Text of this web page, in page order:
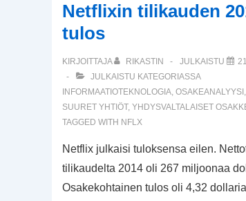
Netflixin tilikauden
tulos
KIRJOITTAJA RIKASTIN JULKAISTU
JULKAISTU KATEGORIASSA
INFORMAATIOTEKNOLOGIA, OSAKEANALYYSI ,
SUURET YHTIÖT, YHDYSVALTALAISET
TAGGED WITH NFLX
Netflix julkaisi tuloksensa eilen.
tilikaudelta 2014 oli 267 miljoonaa
Osakekohtainen tulos oli 4,32